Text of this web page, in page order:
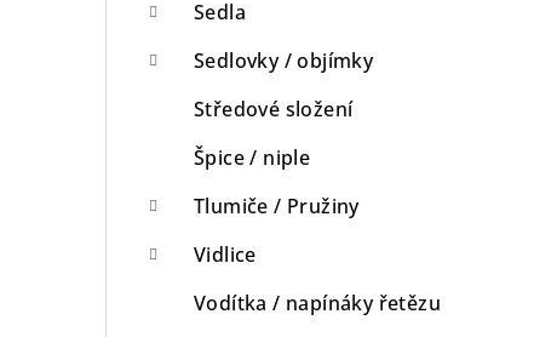
Sedla
Sedlovky / objímky
Středové složení
Špice / niple
Tlumiče / Pružiny
Vidlice
Vodítka / napínáky řetězu